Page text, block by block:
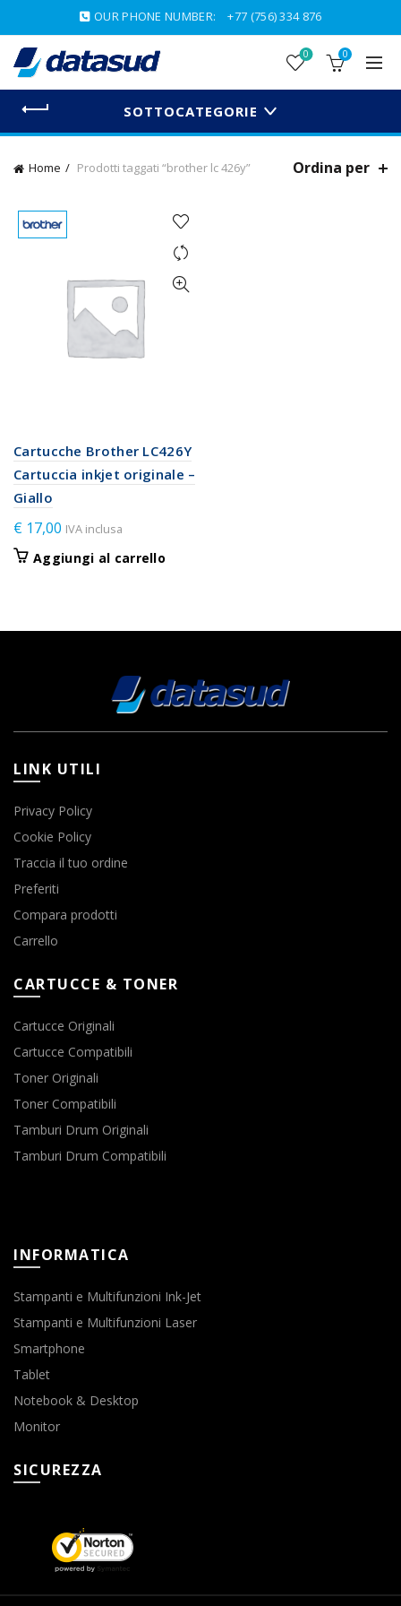
OUR PHONE NUMBER: +77 (756) 334 876
0 0
SOTTOCATEGORIE
Home Prodotti taggati “brother lc 426y” Ordina per
Cartucche Brother LC426Y
Cartuccia inkjet originale –
Giallo
€ 17,00 IVA inclusa
Aggiungi al carrello
LINK UTILI
Privacy Policy
Cookie Policy
Traccia il tuo ordine
Preferiti
Compara prodotti
Carrello
CARTUCCE & TONER
Cartucce Originali
Cartucce Compatibili
Toner Originali
Toner Compatibili
Tamburi Drum Originali
Tamburi Drum Compatibili
INFORMATICA
Stampanti e Multifunzioni Ink-Jet
Stampanti e Multifunzioni Laser
Smartphone
Tablet
Notebook & Desktop
Monitor
SICUREZZA